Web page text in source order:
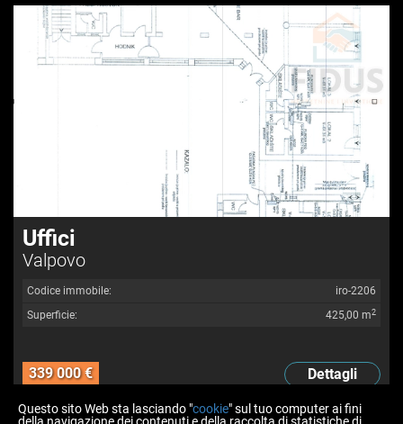
Uffici
Valpovo
Codice immobile:
iro-2206
Superficie:
425,00 m2
339 000 € Dettagli
1 2 3 4 5 6 7 > >>
Questo sito Web sta lasciando "cookie" sul tuo computer ai fini